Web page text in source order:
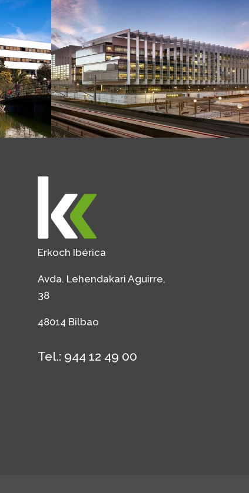
Erkoch Ibérica
Avda. Lehendakari Aguirre,
38
48014 Bilbao
Tel.: 944 12 49 00